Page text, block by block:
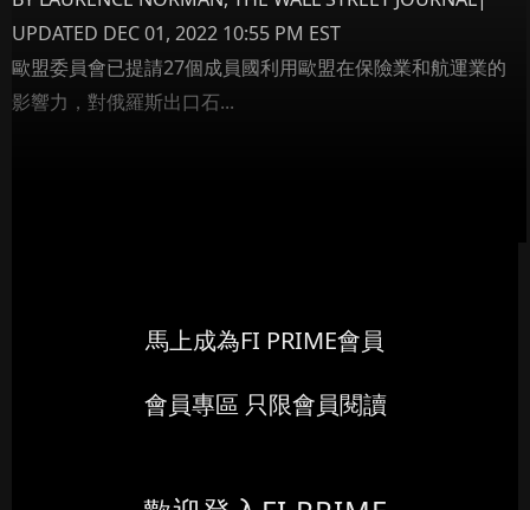
UPDATED DEC 01, 2022 10:55 PM EST
歐盟委員會已提請27個成員國利用歐盟在保險業和航運業的
影響力，對俄羅斯出口石...
馬上成為FI PRIME會員
會員專區 只限會員閱讀